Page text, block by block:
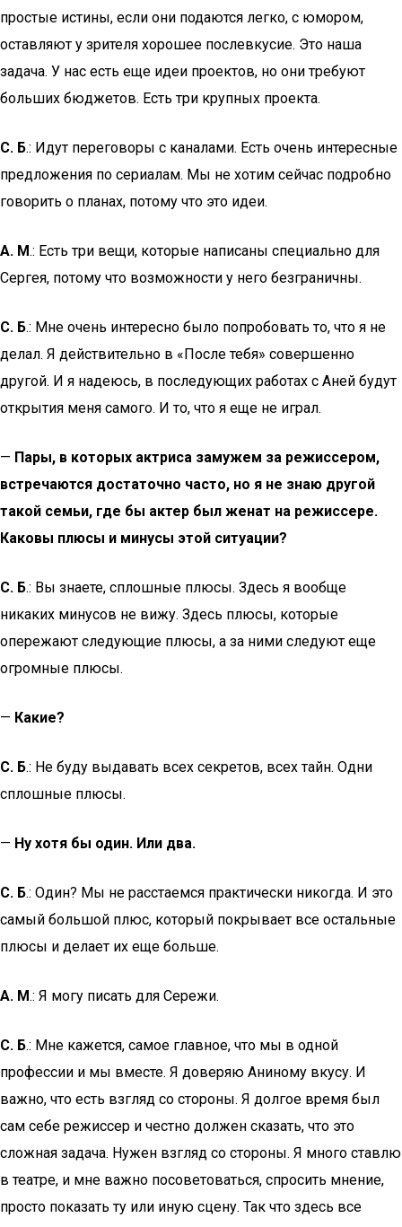
простые истины, если они подаются легко, с юмором,
оставляют у зрителя хорошее послевкусие. Это наша
задача. У нас есть еще идеи проектов, но они требуют
больших бюджетов. Есть три крупных проекта.
С. Б.: Идут переговоры с каналами. Есть очень интересные
предложения по сериалам. Мы не хотим сейчас подробно
говорить о планах, потому что это идеи.
А. М.: Есть три вещи, которые написаны специально для
Сергея, потому что возможности у него безграничны.
С. Б.: Мне очень интересно было попробовать то, что я не
делал. Я действительно в «После тебя» совершенно
другой. И я надеюсь, в последующих работах с Аней будут
открытия меня самого. И то, что я еще не играл.
— Пары, в которых актриса замужем за режиссером,
встречаются достаточно часто, но я не знаю другой
такой семьи, где бы актер был женат на режиссере.
Каковы плюсы и минусы этой ситуации?
С. Б.: Вы знаете, сплошные плюсы. Здесь я вообще
никаких минусов не вижу. Здесь плюсы, которые
опережают следующие плюсы, а за ними следуют еще
огромные плюсы.
— Какие?
С. Б.: Не буду выдавать всех секретов, всех тайн. Одни
сплошные плюсы.
— Ну хотя бы один. Или два.
С. Б.: Один? Мы не расстаемся практически никогда. И это
самый большой плюс, который покрывает все остальные
плюсы и делает их еще больше.
А. М.: Я могу писать для Сережи.
С. Б.: Мне кажется, самое главное, что мы в одной
профессии и мы вместе. Я доверяю Аниному вкусу. И
важно, что есть взгляд со стороны. Я долгое время был
сам себе режиссер и честно должен сказать, что это
сложная задача. Нужен взгляд со стороны. Я много ставлю
в театре, и мне важно посоветоваться, спросить мнение,
просто показать ту или иную сцену. Так что здесь все